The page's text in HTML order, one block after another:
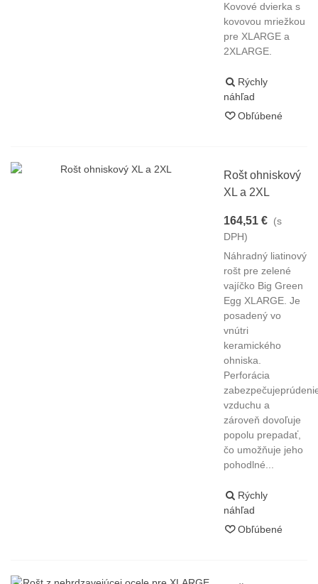
Kovové dvierka s
kovovou mriežkou
pre XLARGE a
2XLARGE.
Rýchly
náhľad
Obľúbené
Rošt ohniskový
XL a 2XL
164,51 € (s
DPH)
Náhradný liatinový
rošt pre zelené
vajíčko Big Green
Egg XLARGE. Je
posadený vo
vnútri
keramického
ohniska.
Perforácia
vzduchu a
zároveň dovoľuje
popolu prepadať,
čo umožňuje jeho
pohodlné...
Rýchly
náhľad
Obľúbené